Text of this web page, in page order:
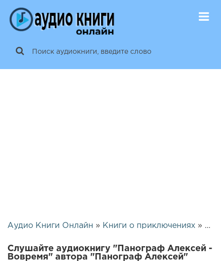
Аудио Книги Онлайн » Книги о приключениях » Панограф Алексей - Вовремя | 10349
Слушайте аудиокнигу "Панограф Алексей -
Вовремя" автора "Панограф Алексей"